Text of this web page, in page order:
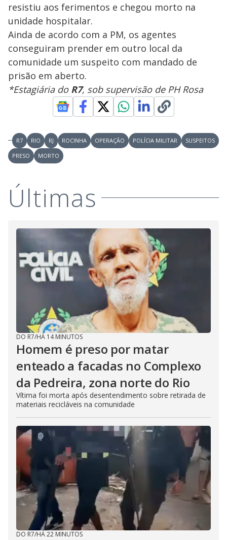
resistiu aos ferimentos e chegou morto na
unidade hospitalar.
Ainda de acordo com a PM, os agentes
conseguiram prender em outro local da
comunidade um suspeito com mandado de
prisão em aberto.
*Estagiária do R7, sob supervisão de PH Rosa
R7 RIO RJ ROCINHA OPERAÇÃO POLÍCIA MILITAR
SUSPEITOS
PRESO
MORTO
Últimas
DO R7/HÁ 14 MINUTOS
Homem é preso por matar
enteado a facadas no Complexo
da Pedreira, zona norte do Rio
Vítima foi morta após desentendimento sobre retirada de
materiais recicláveis na comunidade
DO R7/HÁ 22 MINUTOS